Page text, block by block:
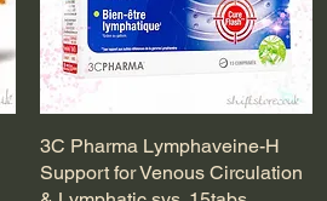
Podgląd
3C Pharma Lymphaveine-H
Support for Venous Circulation